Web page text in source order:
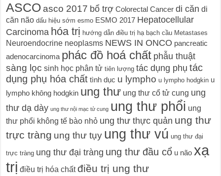
ASCO asco 2017 bổ trợ Colorectal Cancer di căn di
căn não dấu hiệu sớm esmo ESMO 2017 Hepatocellular
Carcinoma hóa trị hướng dẫn điều trị hạ bạch cầu Metastases
Neuroendocrine neoplasms NEWS IN ONCO pancreatic
adenocarcinoma phác đồ hoá chất phẫu thuật
sàng lọc sinh học phân tử tiên lượng tác dụng phụ tác
dụng phụ hóa chất tình dục u lympho u lympho hodgkin u
lympho không hodgkin ung thư ung thư cổ tử cung ung
thư dạ dày ung thư nội mạc tử cung ung thư phổi ung
thư phổi không tế bào nhỏ ung thư thực quản ung thư
trực tràng ung thư tụy ung thư vú ung thư đại
trực tràng ung thư đại tràng ung thư đầu cổ u não xạ
trị điều trị hóa chất điều trị ung thư